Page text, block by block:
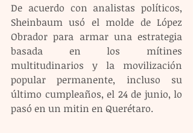
De acuerdo con analistas políticos,
Sheinbaum usó el molde de López
Obrador para armar una estrategia
basada en los mítines
multitudinarios y la movilización
popular permanente, incluso su
último cumpleaños, el 24 de junio, lo
pasó en un mitin en Querétaro.